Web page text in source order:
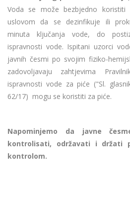
Voda se može bezbjedno koristiti
uslovom da se dezinfikuje ili
minuta ključanja vode, do
ispravnosti vode. Ispitani uzorci
javnih česmi po svojim fiziko-
zadovoljavaju zahtjevima
ispravnosti vode za piće ("Sl.
62/17) mogu se koristiti za piće.
Napominjemo da javne
kontrolisati, održavati i držati
kontrolom.